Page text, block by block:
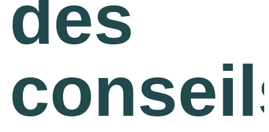
Catégories
FAQ
des